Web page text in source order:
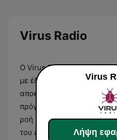
Virus Radio
Ο Virus Radio αποτελεί
με έδρα την Ελλάδα, ο
αποκλειστικά στην
πρόγραμμά του
ροή μουσικών επιλογών
του alternative rock, του
Virus
Λήψη